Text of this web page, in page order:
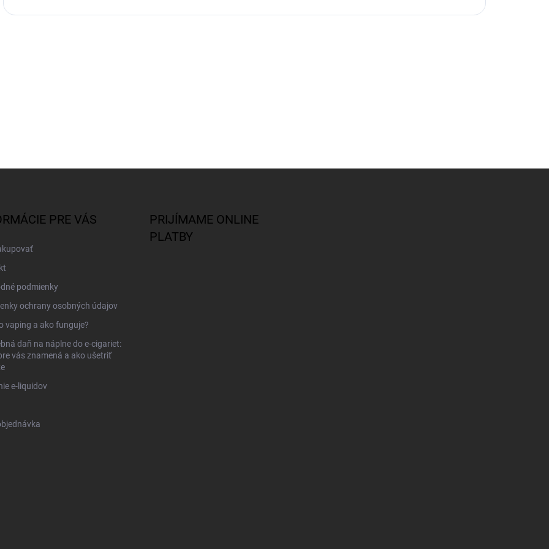
PRE VÁS
podmienky
ochrany osobných údajov
vaping a ako funguje?
daň na náplne do e-cigariet:
vás znamená a ako ušetriť
e-liquidov
PRIJÍMAME ONLINE
PLATBY